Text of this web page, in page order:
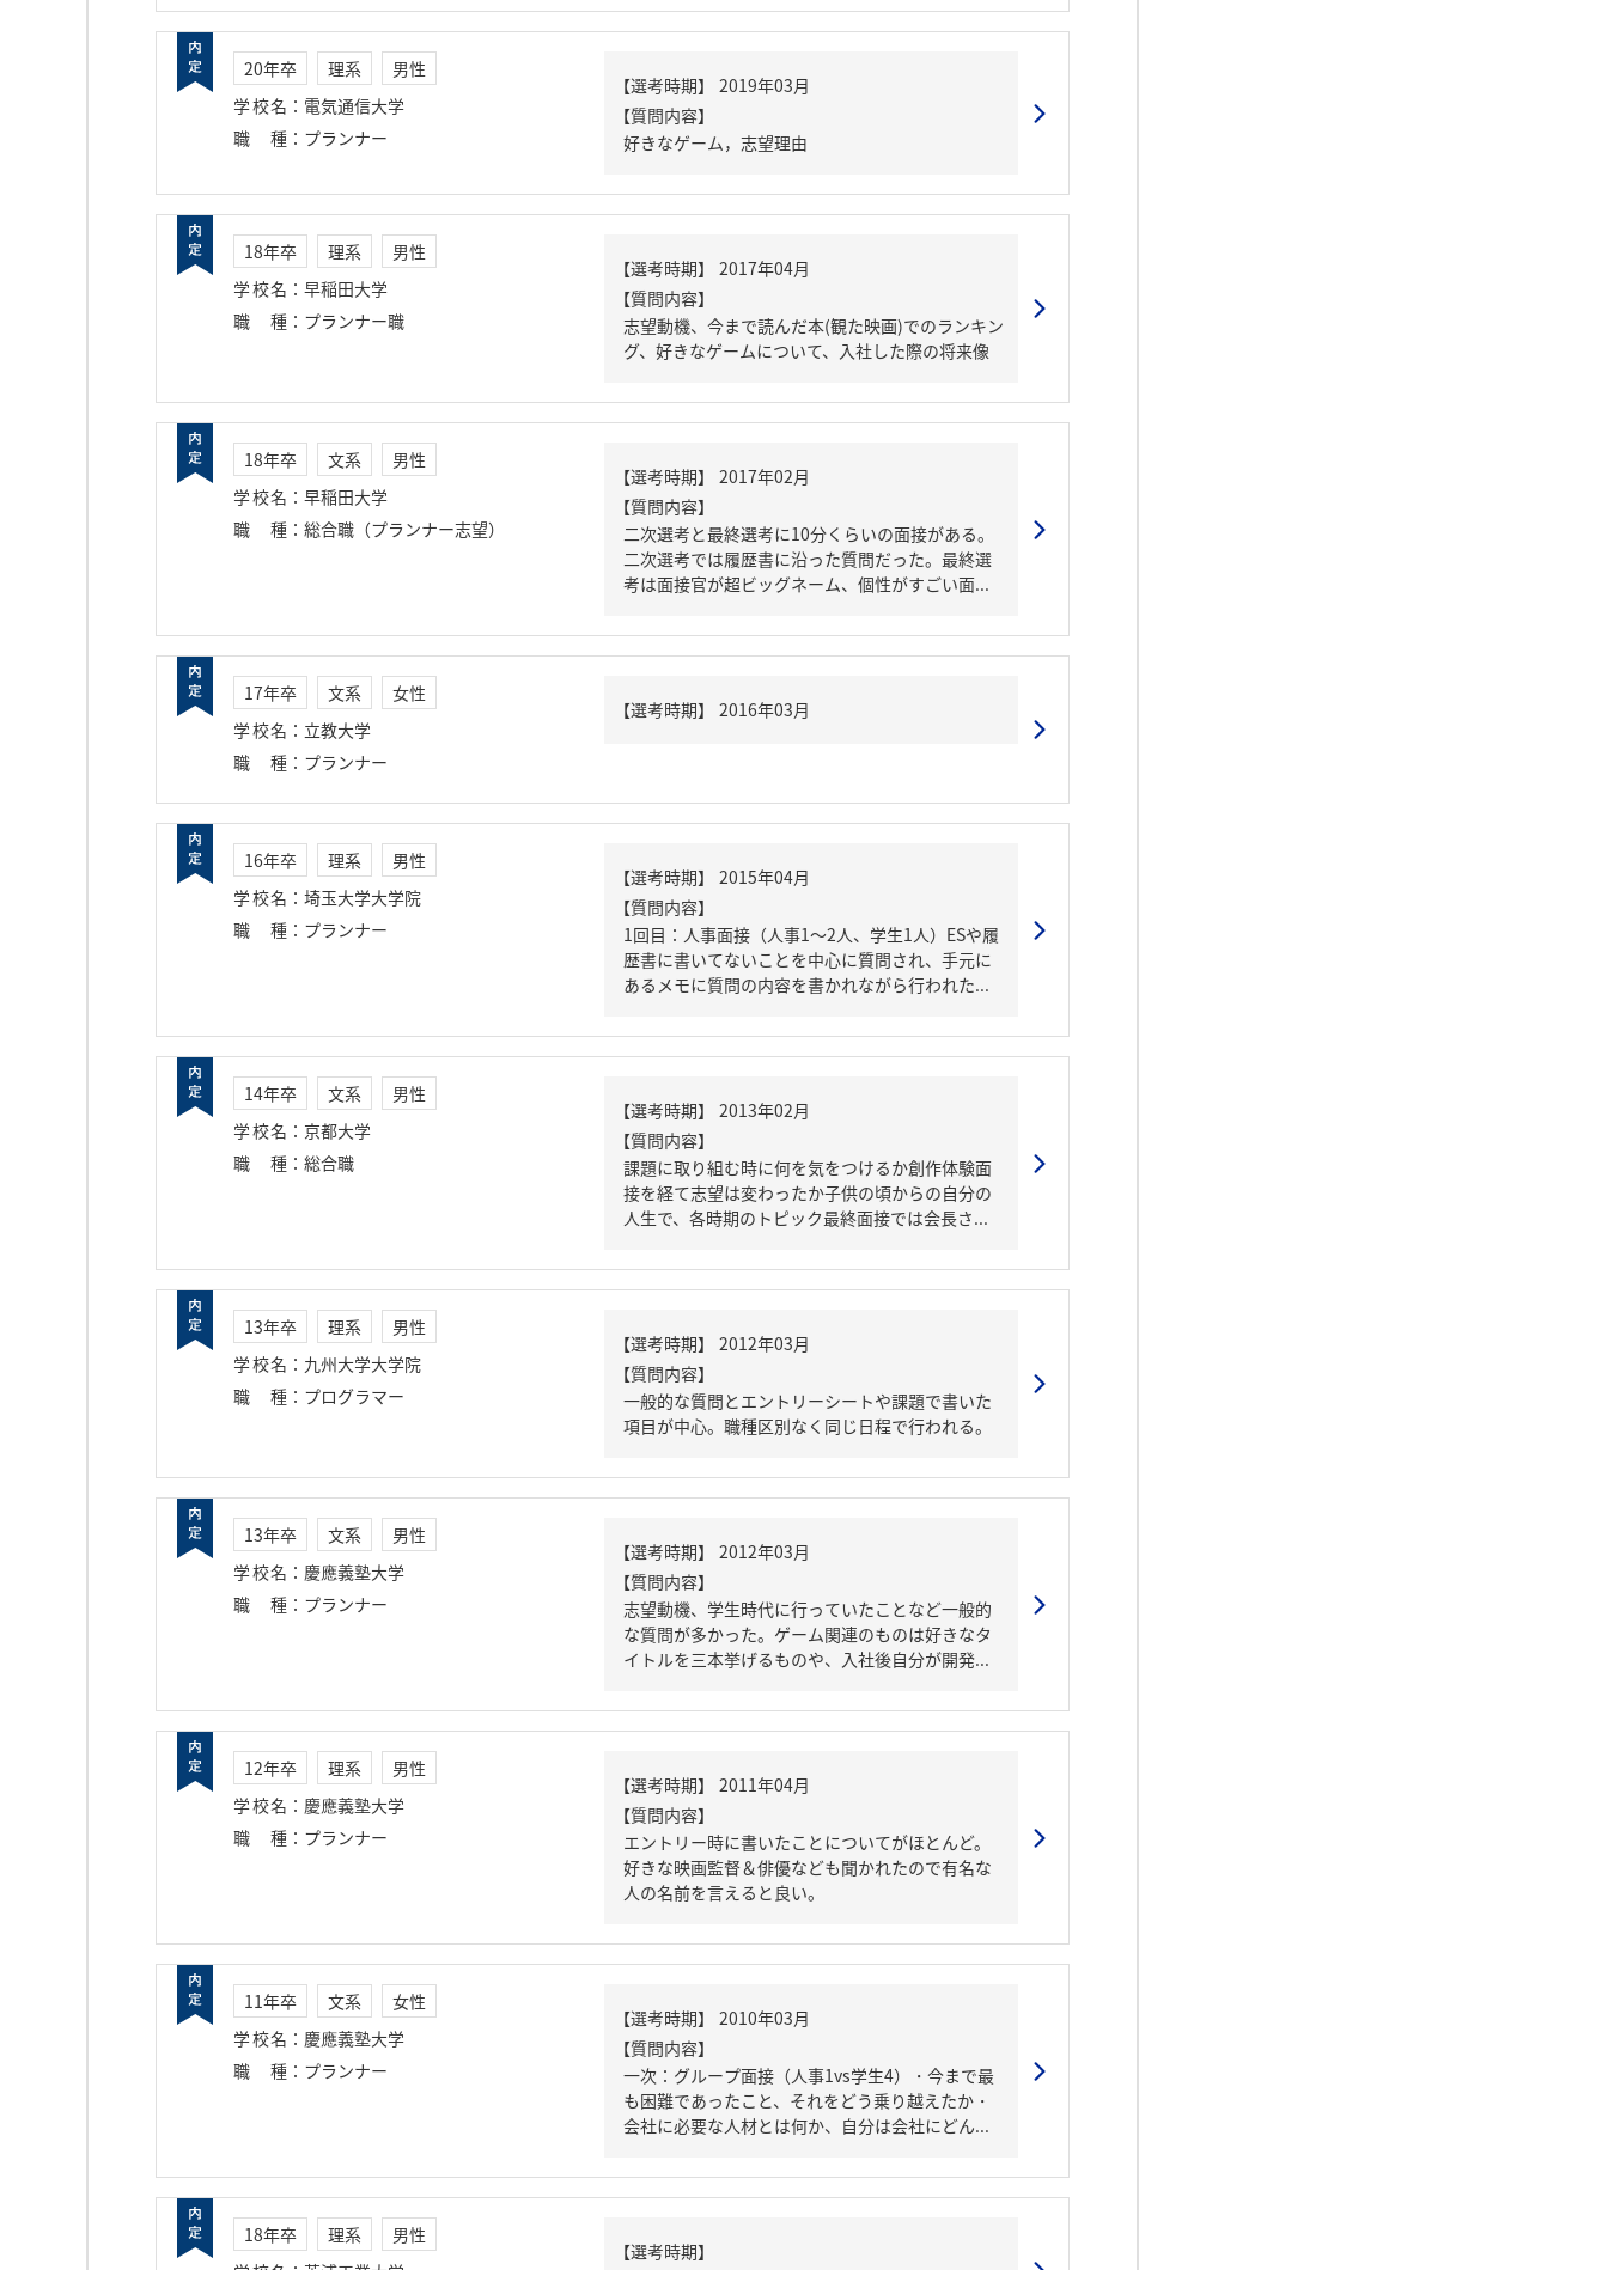
20年卒 理系
男性
学校名 ： 電気通信大学
職種 ： プランナー
【質問内容】
好きなゲーム，志望理由
18年卒 理系
男性
学校名 ： 早稲田大学
職種 ： プランナー職
【質問内容】
志望動機、今まで読んだ本(観た映画)でのランキン
グ、好きなゲームについて、入社した際の将来像
18年卒 文系
男性
学校名 ： 早稲田大学
職種 ： 総合職（プランナー志望）
【質問内容】
二次選考と最終選考に10分くらいの面接がある。
二次選考では履歴書に沿った質問だった。最終選
考は面接官が超ビッグネーム、個性がすごい面...
17年卒 文系
女性
学校名 ： 立教大学
職種 ： プランナー
16年卒 理系
男性
学校名 ： 埼玉大学大学院
職種 ： プランナー
【質問内容】
1回目：人事面接（人事1～2人、学生1人）ESや履
歴書に書いてないことを中心に質問され、手元に
あるメモに質問の内容を書かれながら行われた...
14年卒 文系
男性
学校名 ： 京都大学
職種 ： 総合職
【質問内容】
課題に取り組む時に何を気をつけるか創作体験面
接を経て志望は変わったか子供の頃からの自分の
人生で、各時期のトピック最終面接では会長さ...
13年卒 理系
男性
学校名 ： 九州大学大学院
職種 ： プログラマー
【質問内容】
一般的な質問とエントリーシートや課題で書いた
項目が中心。職種区別なく同じ日程で行われる。
13年卒 文系
男性
学校名 ： 慶應義塾大学
職種 ： プランナー
【質問内容】
志望動機、学生時代に行っていたことなど一般的
な質問が多かった。ゲーム関連のものは好きなタ
イトルを三本挙げるものや、入社後自分が開発...
12年卒 理系
男性
学校名 ： 慶應義塾大学
職種 ： プランナー
【質問内容】
エントリー時に書いたことについてがほとんど。
好きな映画監督＆俳優なども聞かれたので有名な
人の名前を言えると良い。
11年卒 文系
女性
学校名 ： 慶應義塾大学
職種 ： プランナー
【質問内容】
一次：グループ面接（人事1vs学生4）・今まで最
も困難であったこと、それをどう乗り越えたか・
会社に必要な人材とは何か、自分は会社にどん...
18年卒 理系
男性